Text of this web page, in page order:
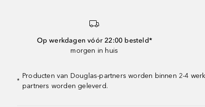
Op werkdagen vóór 22:00 besteld*
morgen in huis
*
Producten van Douglas-partners worden binnen 2-4
partners worden geleverd.